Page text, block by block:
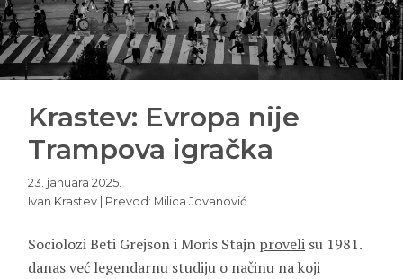
Krastev: Evropa nije
Trampova igračka
23. januara 2025.
Ivan Krastev | Prevod: Milica Jovanović
Sociolozi Beti Grejson i Moris Stajn proveli su 1981.
danas već legendarnu studiju o načinu na koji